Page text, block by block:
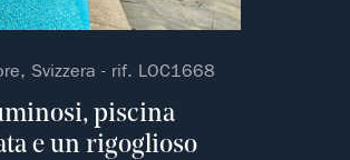
Svizzera - rif. LOC1668
piscina
e un rigoglioso